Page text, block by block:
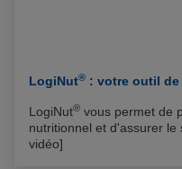
LogiNut® : votre outil
LogiNut® vous permet de
nutritionnel et d'assurer le
vidéo]